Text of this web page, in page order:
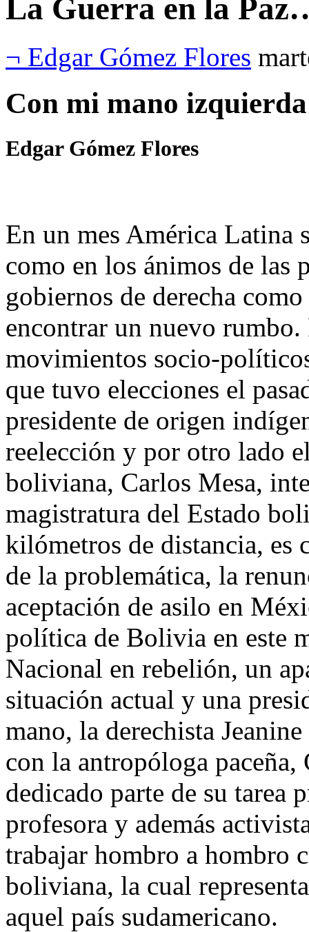
La Guerra en la
¬ Edgar Gómez Flores
Con mi mano
Edgar Gómez Flores
En un mes América Latina
como en los ánimos de las
gobiernos de derecha
encontrar un nuevo rumbo.
movimientos socio-
que tuvo elecciones el
presidente de origen
reelección y por otro lado
boliviana, Carlos Mesa,
magistratura del Estado
kilómetros de distancia, es
de la problemática, la
aceptación de asilo en
política de Bolivia en este
Nacional en rebelión, un
situación actual y una
mano, la derechista
con la antropóloga
dedicado parte de su tarea
profesora y además
trabajar hombro a hombro
boliviana, la cual
aquel país sudamericano.